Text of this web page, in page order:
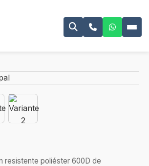
resistente poliéster 600D de